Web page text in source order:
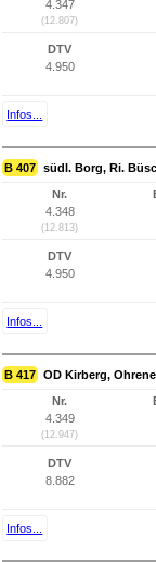
4.347
(12.807)
DTV
4.950
Infos...
B 407 südl. Borg, Ri.
Nr.
4.348
(12.813)
DTV
4.950
Infos...
B 417 OD Kirberg,
Nr.
4.349
(12.947)
DTV
8.882
Infos...